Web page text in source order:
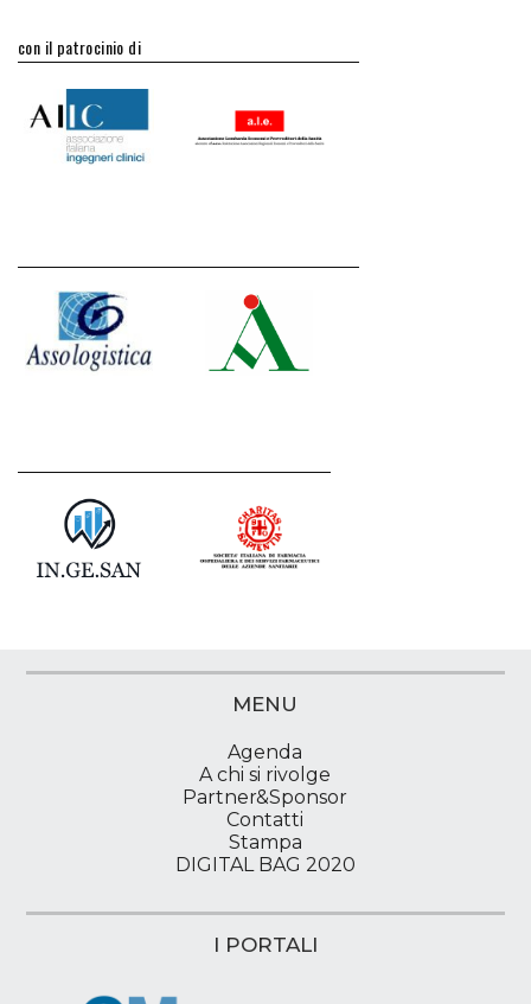
con il patrocinio di
MENU
Agenda
A chi si rivolge
Partner&Sponsor
Contatti
Stampa
DIGITAL BAG 2020
I PORTALI